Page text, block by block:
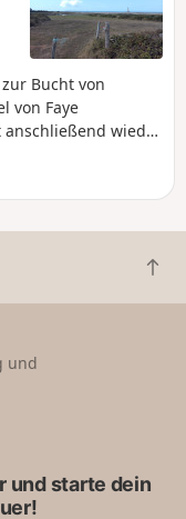
Bucht von
von Faye
wieder
Weltkrieg zu
auf Goury und
Z
u
und
und starte dein